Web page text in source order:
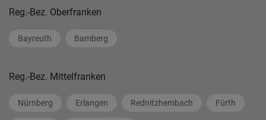
Reg.-Bez. Oberfranken
Bayreuth Bamberg
Reg.-Bez. Mittelfranken
Nürnberg Erlangen Rednitzhembach Fürth